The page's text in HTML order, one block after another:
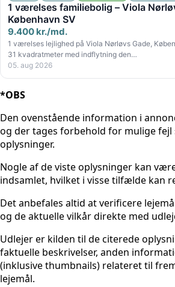
1 værelses familiebolig – Viola
København SV
9.400 kr./md.
1 værelses lejlighed på Viola Nørløvs Gade,
31 kvadratmeter med indflytning den…
05. aug 2026
*OBS
Den ovenstående information i
og der tages forbehold for mulige
oplysninger.
Nogle af de viste oplysninger kan
indsamlet, hvilket i visse tilfælde kan
Det anbefales altid at verificere
og de aktuelle vilkår direkte med
Udlejer er kilden til de citerede
faktuelle beskrivelser, anden
(inklusive thumbnails) relateret til
lejemål.